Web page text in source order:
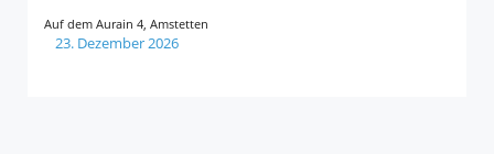
Auf dem Aurain 4, Amstetten
23. Dezember 2026